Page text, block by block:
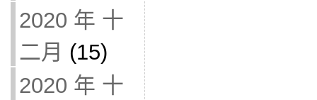
2020 年 十
二月 (15)
2020 年 十